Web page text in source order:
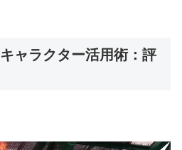
ャラクター活用術：評